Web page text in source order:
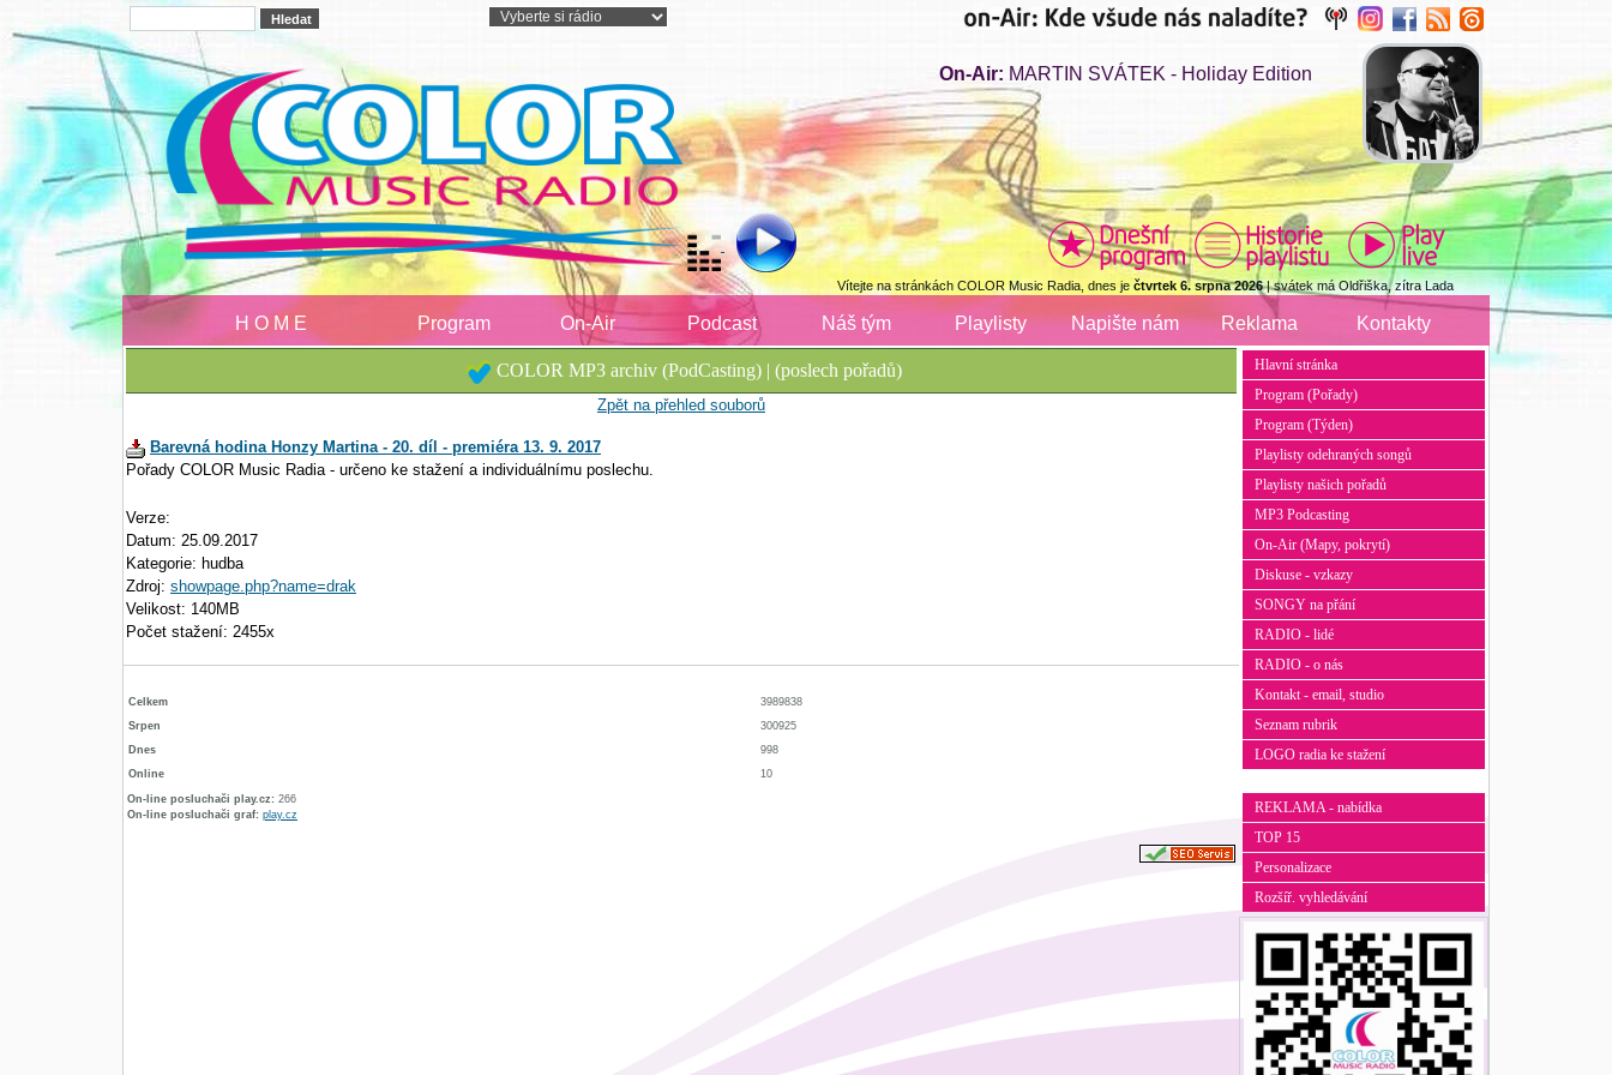
On-Air: MARTIN SVÁTEK - Holiday Edition
Vítejte na stránkách COLOR Music Radia, dnes je čtvrtek 6. srpna 2026| svátek má Oldřiška, zítra Lada
H O M E Program On-Air Podcast Náš tým Playlisty Napište nám Reklama Kontakty
COLOR MP3 archiv (PodCasting) | (poslech pořadů)
Zpět na přehled souborů
Barevná hodina Honzy Martina - 20. díl - premiéra 13. 9. 2017
Pořady COLOR Music Radia - určeno ke stažení a individuálnímu poslechu.
Verze:
Datum: 25.09.2017
Kategorie: hudba
Zdroj: showpage.php?name=drak
Velikost: 140MB
Počet stažení: 2455x
Celkem
3989838
Srpen
300925
Dnes
998
Online
10
On-line posluchači play.cz: 266
On-line posluchači graf: play.cz
Hlavní stránka
Program (Pořady)
Program (Týden)
Playlisty odehraných songů
Playlisty našich pořadů
MP3 Podcasting
On-Air (Mapy, pokrytí)
Diskuse - vzkazy
SONGY na přání
RADIO - lidé
RADIO - o nás
Kontakt - email, studio
Seznam rubrik
LOGO radia ke stažení
REKLAMA - nabídka
TOP 15
Personalizace
Rozšíř. vyhledávání